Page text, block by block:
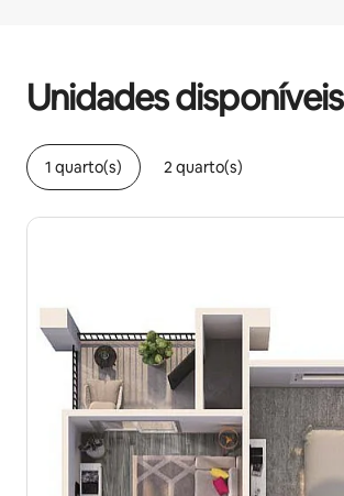
Unidades disponíveis
1 quarto(s) 2 quarto(s)